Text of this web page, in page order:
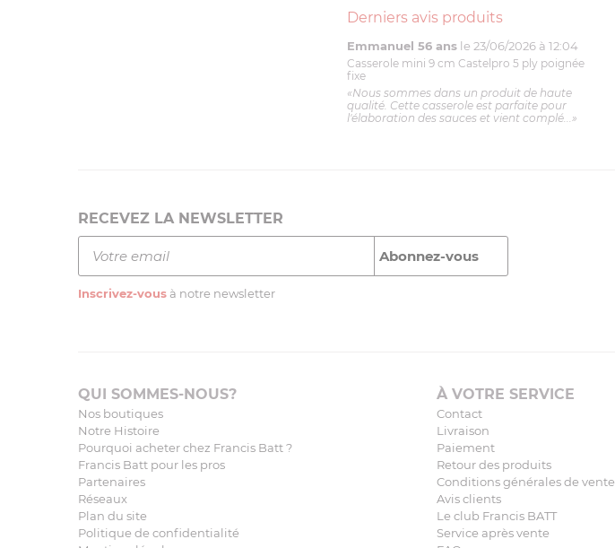
Derniers avis produits
Emmanuel 56 ans le 23/06/2026 à 12:04
Casserole mini 9 cm Castelpro 5 ply poignée
fixe
«Nous sommes dans un produit de haute
qualité. Cette casserole est parfaite pour
l'élaboration des sauces et vient complé...»
RECEVEZ LA NEWSLETTER
Inscrivez-vous à notre newsletter
QUI SOMMES-NOUS?
Nos boutiques
Notre Histoire
Pourquoi acheter chez Francis Batt ?
Francis Batt pour les pros
Partenaires
Réseaux
Plan du site
Politique de confidentialité
À VOTRE SERVICE
Contact
Livraison
Paiement
Retour des produits
Conditions générales de vente
Avis clients
Le club Francis BATT
Service après vente